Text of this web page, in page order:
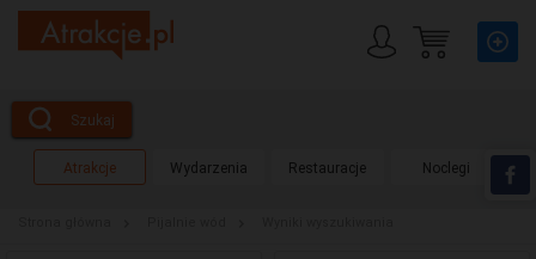
Szukaj
Atrakcje Wydarzenia Restauracje Noclegi